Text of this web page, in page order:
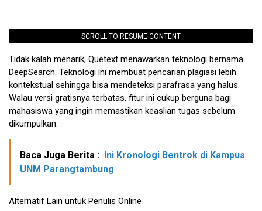
SCROLL TO RESUME CONTENT
Tidak kalah menarik, Quetext menawarkan teknologi bernama
DeepSearch. Teknologi ini membuat pencarian plagiasi lebih
kontekstual sehingga bisa mendeteksi parafrasa yang halus.
Walau versi gratisnya terbatas, fitur ini cukup berguna bagi
mahasiswa yang ingin memastikan keaslian tugas sebelum
dikumpulkan.
Baca Juga Berita : Ini Kronologi Bentrok di Kampus
UNM Parangtambung
Alternatif Lain untuk Penulis Online